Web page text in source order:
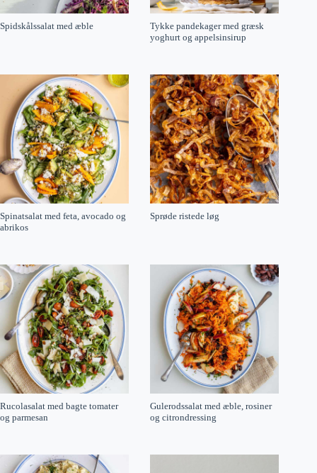
Spidskålssalat med æble
Tykke pandekager med græsk
yoghurt og appelsinsirup
Spinatsalat med feta, avocado og
abrikos
Sprøde ristede løg
Rucolasalat med bagte tomater
og parmesan
Gulerodssalat med æble, rosiner
og citrondressing